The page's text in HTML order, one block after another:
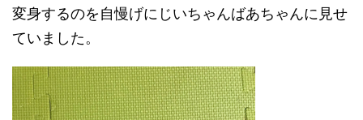
変身するのを自慢げにじいちゃんばあちゃんに見せ
ていました。